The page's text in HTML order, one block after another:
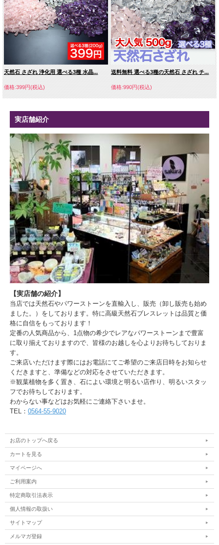
天然石 さざれ 浄化用 選べる3種 水晶...
価格:399円(税込)
送料無料 選べる3種の天然石 さざれ チ...
価格:990円(税込)
実店舗紹介
【実店舗の紹介】
当店では天然石やパワーストーンを直輸入し、販売（卸し販売も始め
ました。）をしております。特に高級天然石ブレスレットは品質と価
格に自信をもっております！
定番の人気商品から、1点物の希少でレアなパワーストーンまで豊富
に取り揃えておりますので、皆様のお越しを心よりお待ちしておりま
す。
ご来店いただけます際にはお電話にてご希望のご来店日時をお知らせ
くだきますと、準備などの対応をさせていただきます。
※観葉植物を多く置き、石によい環境と明るい店作り、明るいスタッ
フでお待ちしております。
わからない事などはお気軽にご連絡下さいませ。
TEL： 0564-55-9020
お店のトップへ戻る
カートを見る
マイページへ
ご利用案内
特定商取引法表示
個人情報の取扱い
サイトマップ
メルマガ登録